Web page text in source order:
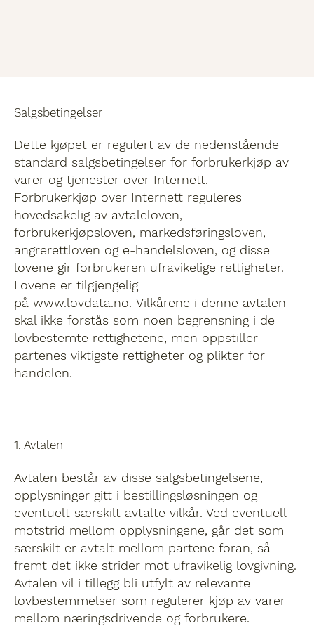
Salgsbetingelser
Dette kjøpet er regulert av de nedenstående
standard salgsbetingelser for forbrukerkjøp av
varer og tjenester over Internett.
Forbrukerkjøp over Internett reguleres
hovedsakelig av avtaleloven,
forbrukerkjøpsloven, markedsføringsloven,
angrerettloven og e-handelsloven, og disse
lovene gir forbrukeren ufravikelige rettigheter.
Lovene er tilgjengelig
på www.lovdata.no. Vilkårene i denne avtalen
skal ikke forstås som noen begrensning i de
lovbestemte rettighetene, men oppstiller
partenes viktigste rettigheter og plikter for
handelen.
1. Avtalen
Avtalen består av disse salgsbetingelsene,
opplysninger gitt i bestillingsløsningen og
eventuelt særskilt avtalte vilkår. Ved eventuell
motstrid mellom opplysningene, går det som
særskilt er avtalt mellom partene foran, så
fremt det ikke strider mot ufravikelig lovgivning.
Avtalen vil i tillegg bli utfylt av relevante
lovbestemmelser som regulerer kjøp av varer
mellom næringsdrivende og forbrukere.